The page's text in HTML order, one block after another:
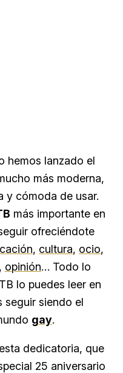
hemos lanzado el
más moderna,
y cómoda de usar.
más importante en
ofreciéndote
, cultura, ocio,
, opinión… Todo lo
lo puedes leer en
seguir siendo el
gay.
dedicatoria, que
25 aniversario